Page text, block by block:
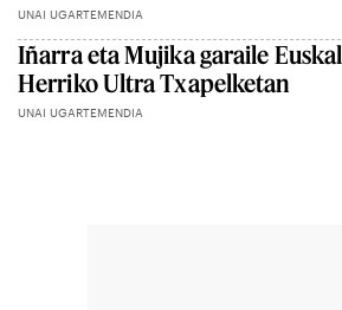
UNAI UGARTEMENDIA
Iñarra eta Mujika garaile Euskal
Herriko Ultra Txapelketan
UNAI UGARTEMENDIA